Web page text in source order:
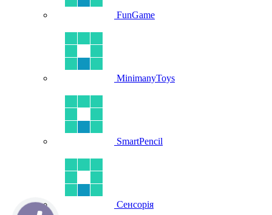
FunGame
MinimanyToys
SmartPencil
Сенсорія